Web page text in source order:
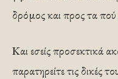
δρόμος και προς τα πού
Και εσείς προσεκτικά
παρατηρείτε τις δικές